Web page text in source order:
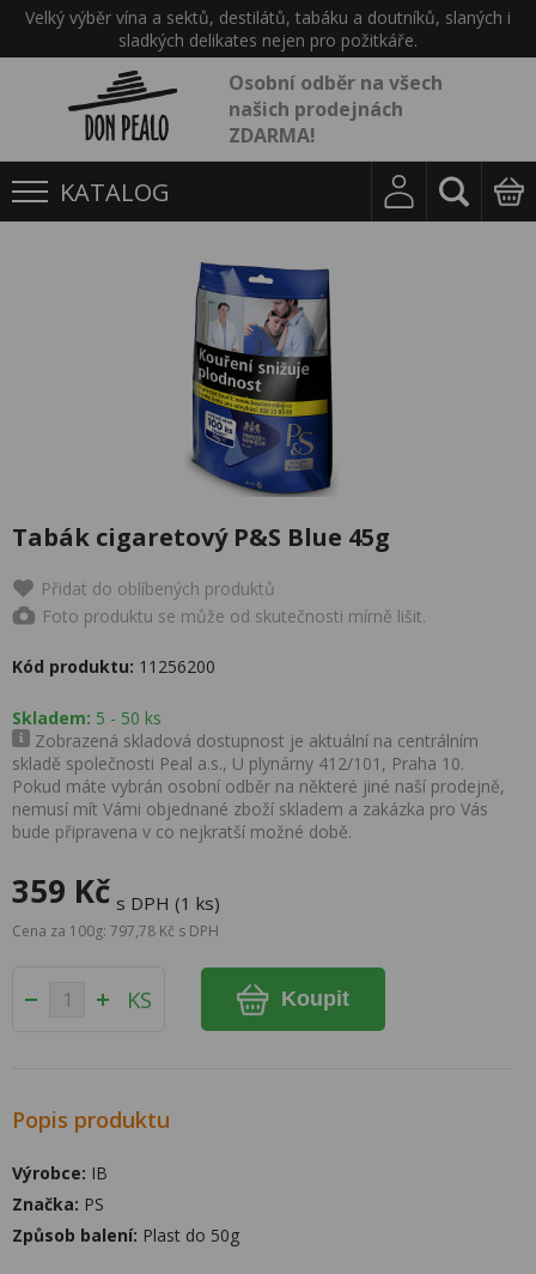
Velký výběr vína a sektů, destilátů, tabáku a doutníků, slaných i
sladkých delikates nejen pro požitkáře.
Osobní odběr na všech
našich prodejnách
ZDARMA!
KATALOG
Tabák cigaretový P&S Blue 45g
Přidat do oblíbených produktů
Foto produktu se může od skutečnosti mírně lišit.
Kód produktu: 11256200
Skladem: 5 - 50 ks
Zobrazená skladová dostupnost je aktuální na centrálním
skladě společnosti Peal a.s., U plynárny 412/101, Praha 10.
Pokud máte vybrán osobní odběr na některé jiné naší prodejně,
nemusí mít Vámi objednané zboží skladem a zakázka pro Vás
bude připravena v co nejkratší možné době.
359 Kč s DPH (1 ks)
Cena za 100g: 797,78 Kč s DPH
KS Koupit
Popis produktu
Výrobce: IB
Značka: PS
Způsob balení: Plast do 50g